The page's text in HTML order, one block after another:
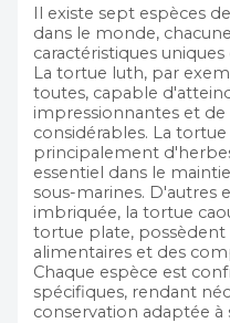
Il existe sept espèces
dans le monde,
caractéristiques
La tortue luth, par
toutes, capable
impressionnantes et
considérables. La
principalement
essentiel dans le
sous-marines. D'autres
imbriquée, la tortue
tortue plate,
alimentaires et des
Chaque espèce est
spécifiques, rendant
conservation adaptée à